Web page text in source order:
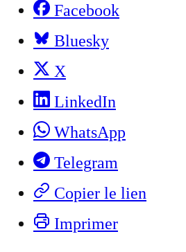
Facebook
Bluesky
X
LinkedIn
WhatsApp
Telegram
Copier le lien
Imprimer